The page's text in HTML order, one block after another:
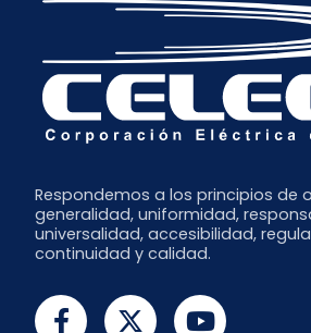
Respondemos a los principios de
generalidad, uniformidad,
universalidad, accesibilidad,
continuidad y calidad.